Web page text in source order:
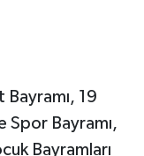
19
Spor Bayramı,
Bayramları